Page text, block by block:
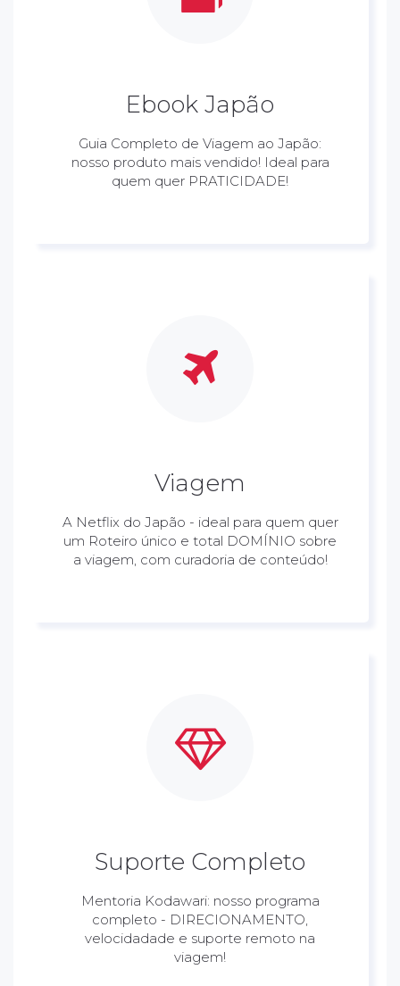
Ebook Japão
Guia Completo de Viagem ao Japão:
nosso produto mais vendido! Ideal para
quem quer PRATICIDADE!
Viagem
A Netflix do Japão - ideal para quem quer
um Roteiro único e total DOMÍNIO sobre
a viagem, com curadoria de conteúdo!
Suporte Completo
Mentoria Kodawari: nosso programa
completo - DIRECIONAMENTO,
velocidadade e suporte remoto na
viagem!